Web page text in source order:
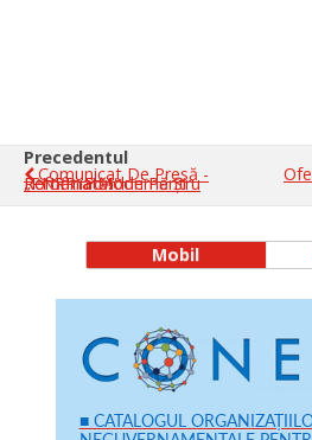
Precedentul
Comunicat De Presă -
„PNRR: Fonduri Pentru România Modernă Și Reformată!”
Mobil
■ CATALOGUL